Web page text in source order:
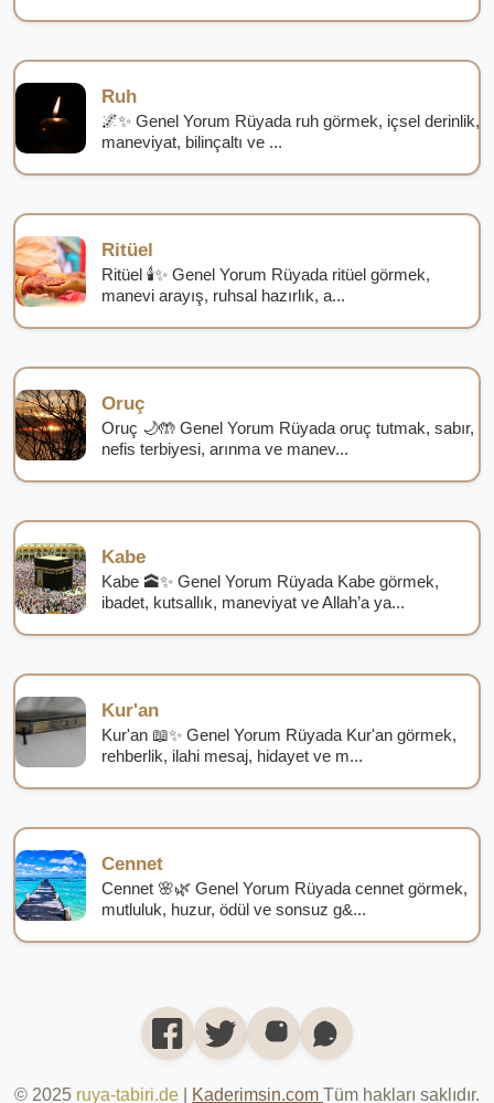
Ruh
🌌✨ Genel Yorum Rüyada ruh görmek, içsel derinlik,
maneviyat, bilinçaltı ve ...
Ritüel
Ritüel 🕯️✨ Genel Yorum Rüyada ritüel görmek,
manevi arayış, ruhsal hazırlık, a...
Oruç
Oruç 🌙🤲 Genel Yorum Rüyada oruç tutmak, sabır,
nefis terbiyesi, arınma ve manev...
Kabe
Kabe 🕋✨ Genel Yorum Rüyada Kabe görmek,
ibadet, kutsallık, maneviyat ve Allah’a ya...
Kur'an
Kur'an 📖✨ Genel Yorum Rüyada Kur'an görmek,
rehberlik, ilahi mesaj, hidayet ve m...
Cennet
Cennet 🌸🌿 Genel Yorum Rüyada cennet görmek,
mutluluk, huzur, ödül ve sonsuz g&...
© 2025 ruya-tabiri.de Kaderimsin.com Tüm hakları saklıdır.